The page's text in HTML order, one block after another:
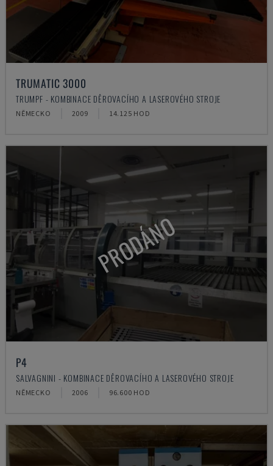
TRUMATIC 3000
TRUMPF - KOMBINACE DĚROVACÍHO A LASEROVÉHO STROJE
NĚMECKO 2009 14.125 HOD
PRODÁNO
P4
SALVAGNINI - KOMBINACE DĚROVACÍHO A LASEROVÉHO STROJE
NĚMECKO 2006 96.600 HOD